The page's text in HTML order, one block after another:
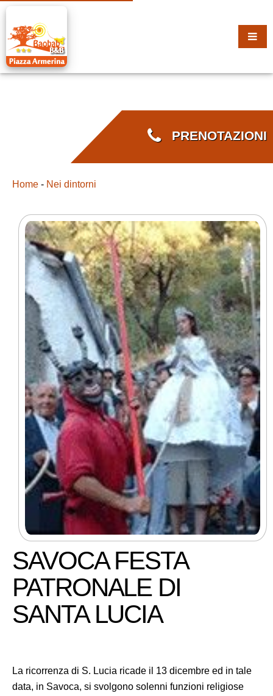
PRENOTAZIONI
Home - Nei dintorni
SAVOCA FESTA
PATRONALE DI
SANTA LUCIA
La ricorrenza di S. Lucia ricade il 13 dicembre ed in tale
data, in Savoca, si svolgono solenni funzioni religiose